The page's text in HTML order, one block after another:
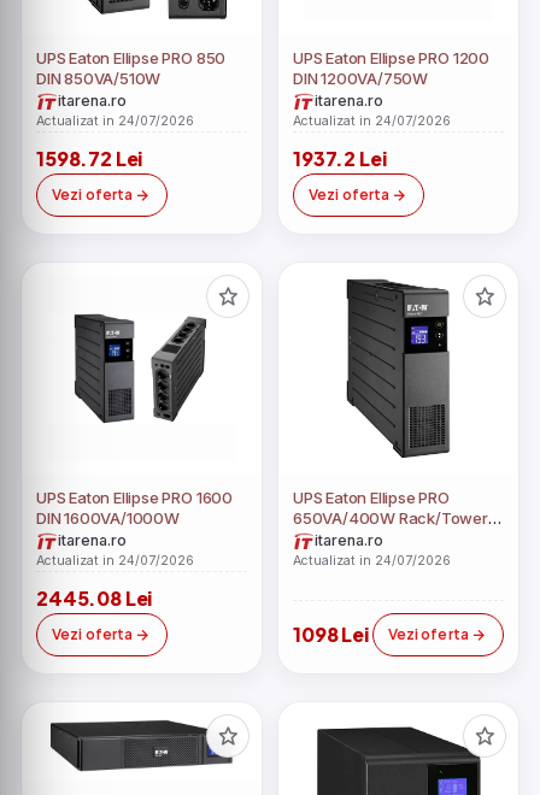
UPS Eaton Ellipse PRO 850
DIN 850VA/510W
itarena.ro
Actualizat in 24/07/2026
1598.72 Lei
Vezi oferta
UPS Eaton Ellipse PRO 1200
DIN 1200VA/750W
itarena.ro
Actualizat in 24/07/2026
1937.2 Lei
Vezi oferta
UPS Eaton Ellipse PRO 1600
DIN 1600VA/1000W
itarena.ro
Actualizat in 24/07/2026
2445.08 Lei
Vezi oferta
UPS Eaton Ellipse PRO
650VA/400W Rack/Tower 4
x Schuko
itarena.ro
Actualizat in 24/07/2026
1098 Lei Vezi oferta